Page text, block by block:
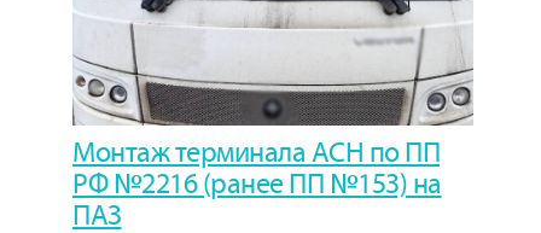
Монтаж терминала АСН по ПП
РФ №2216 (ранее ПП №153) на
ПАЗ